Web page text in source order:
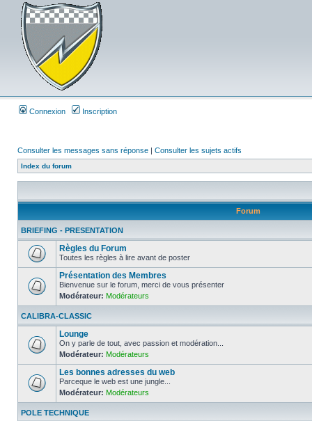
Connexion Inscription
Consulter les messages sans réponse | Consulter les sujets actifs
Index du forum
Forum
BRIEFING - PRESENTATION
Règles du Forum
Toutes les règles à lire avant de poster
Présentation des Membres
Bienvenue sur le forum, merci de vous présenter
Modérateur: Modérateurs
CALIBRA-CLASSIC
Lounge
On y parle de tout, avec passion et modération...
Modérateur: Modérateurs
Les bonnes adresses du web
Parceque le web est une jungle...
Modérateur: Modérateurs
POLE TECHNIQUE